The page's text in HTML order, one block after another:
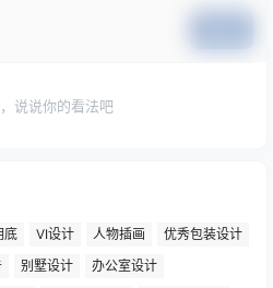
说说你的看法吧
底 VI设计 人物插画
优秀包装设计
别墅设计
办公室设计